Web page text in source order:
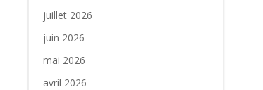
juillet 2026
juin 2026
mai 2026
avril 2026